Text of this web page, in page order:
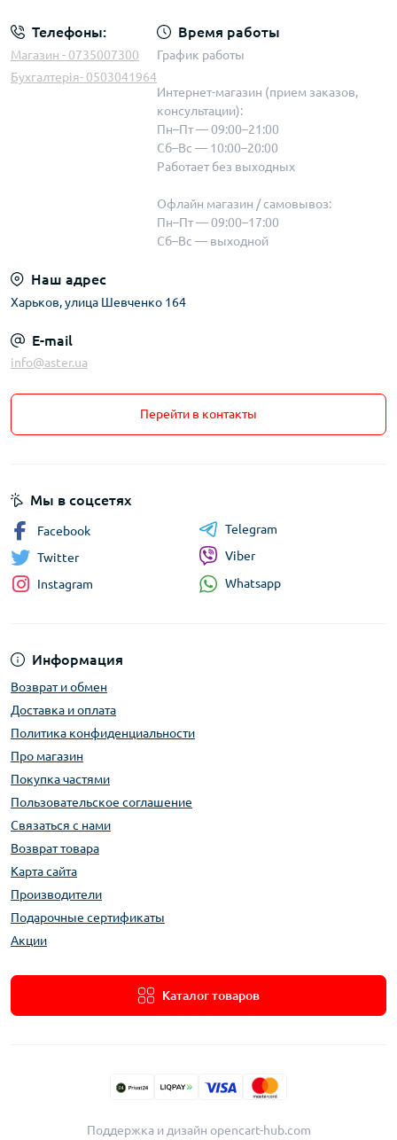
Телефоны:
Магазин - 0735007300
Бухгалтерія- 0503041964
Время работы
График работы
Интернет-магазин (прием заказов,
консультации):
Пн–Пт — 09:00–21:00
Сб–Вс — 10:00–20:00
Работает без выходных
Офлайн магазин / самовывоз:
Пн–Пт — 09:00–17:00
Сб–Вс — выходной
Наш адрес
Харьков, улица Шевченко 164
E-mail
info@aster.ua
Перейти в контакты
Информация
Возврат и обмен
Доставка и оплата
Политика конфиденциальности
Про магазин
Покупка частями
Пользовательское соглашение
Связаться с нами
Возврат товара
Карта сайта
Производители
Подарочные сертификаты
Акции
Каталог товаров
Мы в соцсетях
Facebook
Twitter
Instagram
Telegram
Viber
Whatsapp
Поддержка и дизайн opencart-hub.com